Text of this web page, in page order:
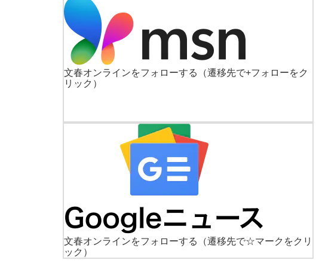
文春オンラインをフォローする
（遷移先で+フォローをク
リック）
文春オンラインをフォローする
（遷移先で☆マークをクリ
ック）